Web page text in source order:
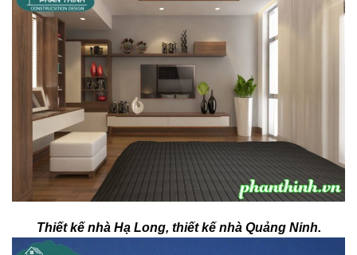
Thiết kế nhà Hạ Long, thiết kế nhà Quảng Ninh.